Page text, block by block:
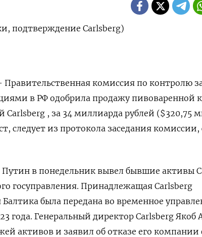
подтверждение Carlsberg)
комиссия по контролю
в РФ одобрила продажу пивоваренной
, за 34 миллиарда рублей ($320,75
следует из протокола заседания
в понедельник вывел бывшие активы
госуправления. Принадлежащая Carlsberg
была передана во временное
года. Генеральный директор Carlsberg Якоб
активов и заявил об отказе его компании